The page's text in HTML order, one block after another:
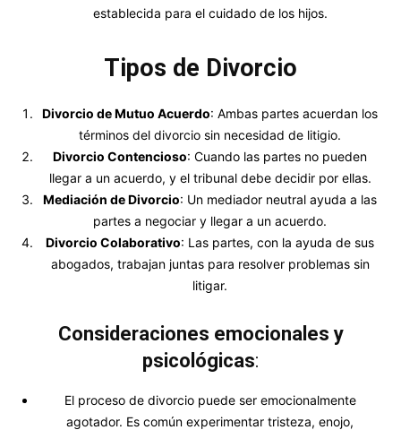
establecida para el cuidado de los hijos.
Tipos de Divorcio
Divorcio de Mutuo Acuerdo: Ambas partes acuerdan los
términos del divorcio sin necesidad de litigio.
Divorcio Contencioso: Cuando las partes no pueden
llegar a un acuerdo, y el tribunal debe decidir por ellas.
Mediación de Divorcio: Un mediador neutral ayuda a las
partes a negociar y llegar a un acuerdo.
Divorcio Colaborativo: Las partes, con la ayuda de sus
abogados, trabajan juntas para resolver problemas sin
litigar.
Consideraciones emocionales y
psicológicas:
El proceso de divorcio puede ser emocionalmente
agotador. Es común experimentar tristeza, enojo,